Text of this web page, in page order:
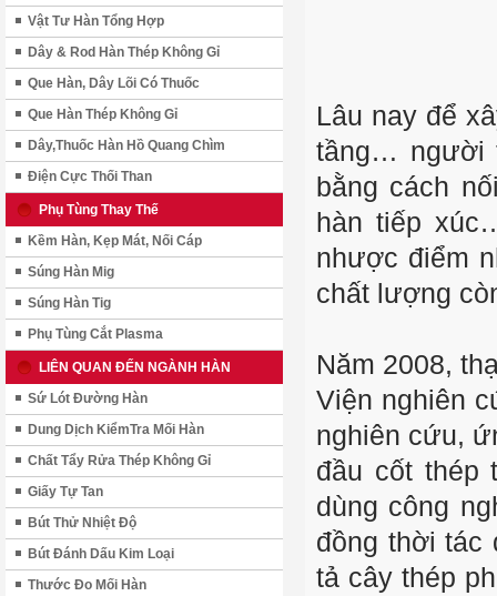
Vật Tư Hàn Tổng Hợp
Dây & Rod Hàn Thép Không Gỉ
Que Hàn, Dây Lõi Có Thuốc
Que Hàn Thép Không Gỉ
Dây,Thuốc Hàn Hồ Quang Chìm
Điện Cực Thối Than
Phụ Tùng Thay Thế
Kềm Hàn, Kẹp Mát, Nối Cáp
Súng Hàn Mig
Súng Hàn Tig
Phụ Tùng Cắt Plasma
LIÊN QUAN ĐẾN NGÀNH HÀN
Sứ Lót Đường Hàn
Dung Dịch KiểmTra Mối Hàn
Chất Tẩy Rửa Thép Không Gỉ
Giấy Tự Tan
Bút Thử Nhiệt Độ
Bút Đánh Dấu Kim Loại
Thước Đo Mối Hàn
Lâu nay để
tầng… người
bằng cách
hàn tiếp
nhược điểm
chất lượng
Năm 2008,
Viện nghiên
nghiên cứu,
đầu cốt thép
dùng công
đồng thời tác
tả cây thép